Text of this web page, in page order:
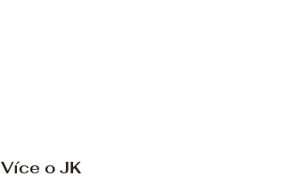
Více o JK